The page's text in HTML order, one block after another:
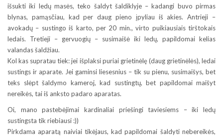
išsukti iki ledų masės, teko šaldyt šaldiklyje – kadangi buvo pirmas
blynas, pamąsčiau, kad per daug pieno įpyliau iš akies. Antrieji –
avokadų – sustingo iš karto, per 20 min., virto puikiausiais tirštokais
ledais. Tretieji – gervuogių – susimaišė iki ledų, papildomai kelias
valandas šaldžiau.
Kol kas supratau tiek: jei išplaksi puriai grietinėlę (daug grietinėlės), ledai
sustings ir aparate. Jei gaminsi liesesnius – tik su pienu, susimaišys, bet
teks slėpt šaldymo kameroj, kad sustingtų, bet papildomai maišyt
nereikės, tai iš anksto padaro aparatas.
Oi, mano pastebėjimai kardinaliai priešingi taviesiems – iki ledų
sustingsta tik riebiausi :))
Pirkdama aparatą naiviai tikėjaus, kad papildomai šaldyti nebereikės,